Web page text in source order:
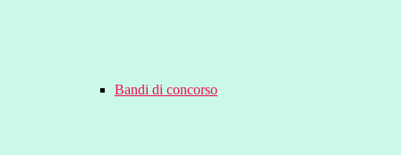
Bandi di concorso